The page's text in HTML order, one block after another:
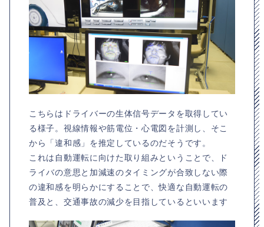
こちらはドライバーの生体信号データを取得してい
る様子。視線情報や筋電位・心電図を計測し、そこ
から「違和感」を推定しているのだそうです。
これは自動運転に向けた取り組みということで、ド
ライバの意思と加減速のタイミングが合致しない際
の違和感を明らかにすることで、快適な自動運転の
普及と、交通事故の減少を目指しているといいます